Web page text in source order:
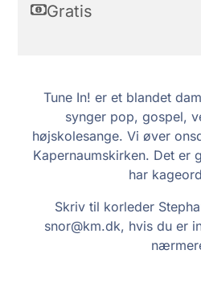
Gratis
Tune In! er et blandet
synger pop, gospel,
højskolesange. Vi øver
Kapernaumskirken. Det er
har
Skriv til korleder
snor@km.dk, hvis du er